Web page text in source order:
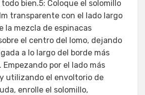
bien.5: Coloque el solomillo
transparente con el lado largo
la mezcla de espinacas
el centro del lomo, dejando
a lo largo del borde más
por el lado más
utilizando el envoltorio de
enrolle el solomillo,